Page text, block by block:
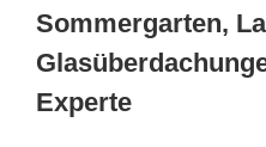
Sommergarten,
Experte